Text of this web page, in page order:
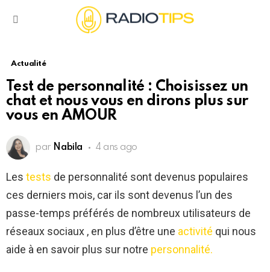
Actualité
Test de personnalité : Choisissez un
chat et nous vous en dirons plus sur
vous en AMOUR
par Nabila 4 ans ago
Les tests de personnalité sont devenus populaires
ces derniers mois, car ils sont devenus l’un des
passe-temps préférés de nombreux utilisateurs de
réseaux sociaux , en plus d’être une activité qui nous
aide à en savoir plus sur notre personnalité.